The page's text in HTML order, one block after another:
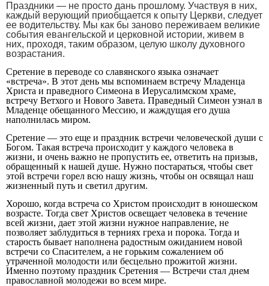
Праздники — не просто дань прошлому. Участвуя в них,
каждый верующий приобщается к опыту Церкви, следует
ее водительству. Мы как бы заново переживаем великие
события евангельской и церковной истории, живем в
них, проходя, таким образом, целую школу духовного
возрастания.
Сретение в переводе со славянского языка означает
«встреча». В этот день мы вспоминаем встречу Младенца
Христа и праведного Симеона в Иерусалимском храме,
встречу Ветхого и Нового Завета. Праведный Симеон узнал в
Младенце обещанного Мессию, и жаждущая его душа
наполнилась миром.
Сретение — это еще и праздник встречи человеческой души с
Богом. Такая встреча происходит у каждого человека в
жизни, и очень важно не пропустить ее, ответить на призыв,
обращенный к нашей душе. Нужно постараться, чтобы свет
этой встречи горел всю нашу жизнь, чтобы он освящал наш
жизненный путь и светил другим.
Хорошо, когда встреча со Христом происходит в юношеском
возрасте. Тогда свет Христов освещает человека в течение
всей жизни, дает этой жизни нужное направление, не
позволяет заблудиться в терниях греха и порока. Тогда и
старость бывает наполнена радостным ожиданием новой
встречи со Спасителем, а не горьким сожалением об
утраченной молодости или бесцельно прожитой жизни.
Именно поэтому праздник Сретения — Встречи стал днем
православной молодежи во всем мире.